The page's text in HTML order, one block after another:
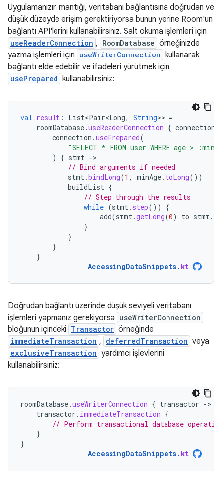
Uygulamanızın mantığı, veritabanı bağlantısına doğrudan ve
düşük düzeyde erişim gerektiriyorsa bunun yerine Room'un
bağlantı API'lerini kullanabilirsiniz. Salt okuma işlemleri için
useReaderConnection , RoomDatabase örneğinizde
yazma işlemleri için useWriterConnection kullanarak
bağlantı elde edebilir ve ifadeleri yürütmek için
usePrepared kullanabilirsiniz:
val result : List<Pair<Long, String>> =
roomDatabase.useReaderConnection { connection
connection .usePrepared(
"SELECT * FROM user WHERE age >
)
{ stmt -
// Bind arguments if needed
stmt.bindLong(1 , minAge. toLong())
buildList {
// Step through the results
while (stmt. step())
{
add(stmt.getLong(0) to stmt.
}
}
}
}
AccessingDataSnippets. kt
Doğrudan bağlantı üzerinde düşük seviyeli veritabanı
işlemleri yapmanız gerekiyorsa useWriterConnection
bloğunun içindeki Transactor örneğinde
immediateTransaction , deferredTransaction veya
exclusiveTransaction yardımcı işlevlerini
kullanabilirsiniz:
roomDatabase.useWriterConnection { transactor -
transactor . immediateTransaction {
// Perform transactional database
}
}
AccessingDataSnippets. kt